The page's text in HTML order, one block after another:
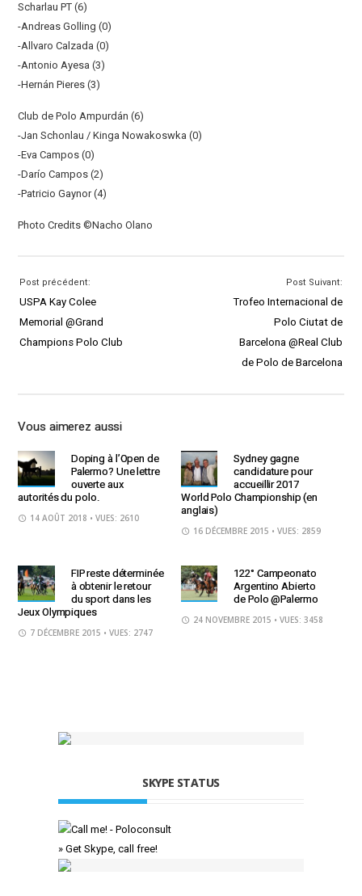
Scharlau PT (6)
-Andreas Golling (0)
-Allvaro Calzada (0)
-Antonio Ayesa (3)
-Hernán Pieres (3)
Club de Polo Ampurdán (6)
-Jan Schonlau / Kinga Nowakoswka (0)
-Eva Campos (0)
-Darío Campos (2)
-Patricio Gaynor (4)
Photo Credits ©Nacho Olano
Post précédent:
USPA Kay Colee
Memorial @Grand
Champions Polo Club
Post Suivant:
Trofeo Internacional de
Polo Ciutat de
Barcelona @Real Club
de Polo de Barcelona
Vous aimerez aussi
Doping à l’Open de
Palermo? Une lettre
ouverte aux
autorités du polo.
14 AOÛT 2018 • VUES: 2610
Sydney gagne
candidature pour
accueillir 2017
World Polo Championship (en
anglais)
16 DÉCEMBRE 2015 • VUES: 2859
FIP reste déterminée
à obtenir le retour
du sport dans les
Jeux Olympiques
7 DÉCEMBRE 2015 • VUES: 2747
122° Campeonato
Argentino Abierto
de Polo @Palermo
24 NOVEMBRE 2015 • VUES: 3458
SKYPE STATUS
» Get Skype, call free!